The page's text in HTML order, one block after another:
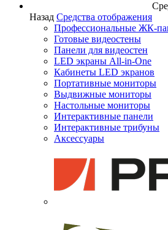
Назад Средства отображения
Профессиональные ЖК-
Готовые видеостены
Панели для видеостен
LED экраны All-in-One
Кабинеты LED экранов
Портативные мониторы
Выдвижные мониторы
Настольные мониторы
Интерактивные панели
Интерактивные трибуны
Аксессуары